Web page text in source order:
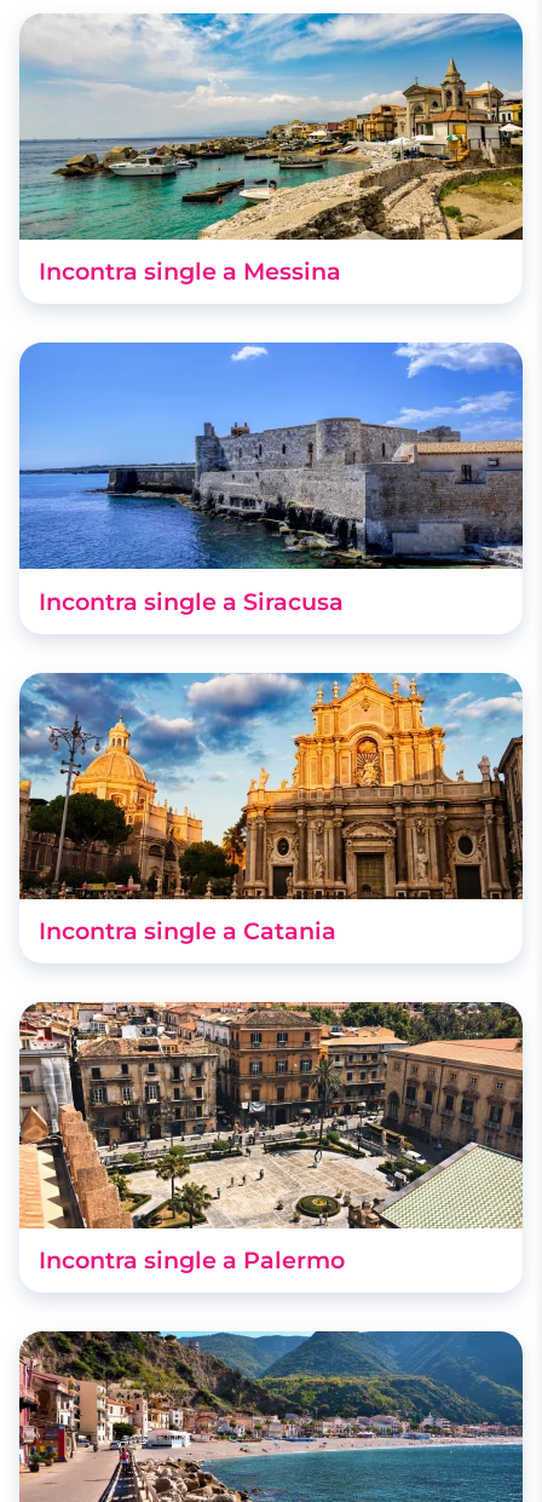
Incontra single a Messina
Incontra single a Siracusa
Incontra single a Catania
Incontra single a Palermo